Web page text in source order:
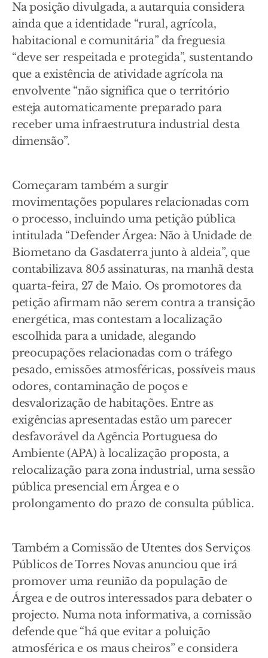
Na posição divulgada, a autarquia considera
ainda que a identidade “rural, agrícola,
habitacional e comunitária” da freguesia
“deve ser respeitada e protegida”, sustentando
que a existência de atividade agrícola na
envolvente “não significa que o território
esteja automaticamente preparado para
receber uma infraestrutura industrial desta
dimensão”.
Começaram também a surgir
movimentações populares relacionadas com
o processo, incluindo uma petição pública
intitulada “Defender Árgea: Não à Unidade de
Biometano da Gasdaterra junto à aldeia”, que
contabilizava 805 assinaturas, na manhã desta
quarta-feira, 27 de Maio. Os promotores da
petição afirmam não serem contra a transição
energética, mas contestam a localização
escolhida para a unidade, alegando
preocupações relacionadas com o tráfego
pesado, emissões atmosféricas, possíveis maus
odores, contaminação de poços e
desvalorização de habitações. Entre as
exigências apresentadas estão um parecer
desfavorável da Agência Portuguesa do
Ambiente (APA) à localização proposta, a
relocalização para zona industrial, uma sessão
pública presencial em Árgea e o
prolongamento do prazo de consulta pública.
Também a Comissão de Utentes dos Serviços
Públicos de Torres Novas anunciou que irá
promover uma reunião da população de
Árgea e de outros interessados para debater o
projecto. Numa nota informativa, a comissão
defende que “há que evitar a poluição
atmosférica e os maus cheiros” e considera